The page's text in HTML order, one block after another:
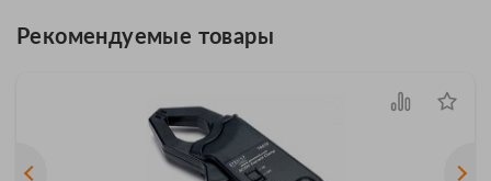
Рекомендуемые товары